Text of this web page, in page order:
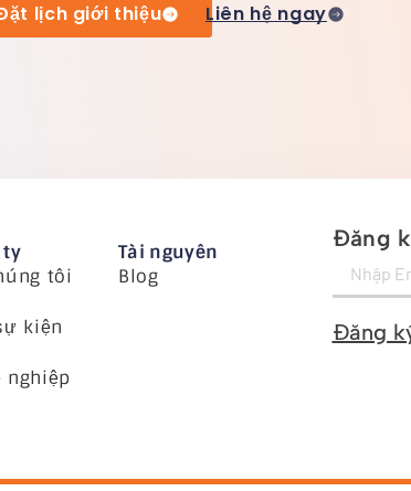
lịch giới thiệu Liên hệ ngay
ty
tôi
kiện
nghiệp
Tài nguyên
Blog
Đăng
Đăng